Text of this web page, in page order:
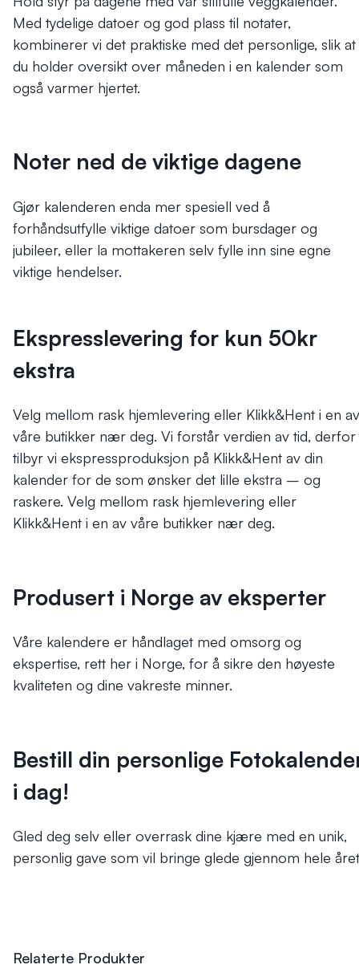
Med tydelige datoer og god plass til notater,
kombinerer vi det praktiske med det personlige, slik at
du holder oversikt over måneden i en kalender som
også varmer hjertet.
Noter ned de viktige dagene
Gjør kalenderen enda mer spesiell ved å
forhåndsutfylle viktige datoer som bursdager og
jubileer, eller la mottakeren selv fylle inn sine egne
viktige hendelser.
Ekspresslevering for kun 50kr
ekstra
Velg mellom rask hjemlevering eller Klikk&Hent i en av
våre butikker nær deg. Vi forstår verdien av tid, derfor
tilbyr vi ekspressproduksjon på Klikk&Hent av din
kalender for de som ønsker det lille ekstra – og
raskere. Velg mellom rask hjemlevering eller
Klikk&Hent i en av våre butikker nær deg.
Produsert i Norge av eksperter
Våre kalendere er håndlaget med omsorg og
ekspertise, rett her i Norge, for å sikre den høyeste
kvaliteten og dine vakreste minner.
Bestill din personlige
i dag!
Gled deg selv eller overrask dine kjære med en unik,
personlig gave som vil bringe glede gjennom hele
Relaterte Produkter